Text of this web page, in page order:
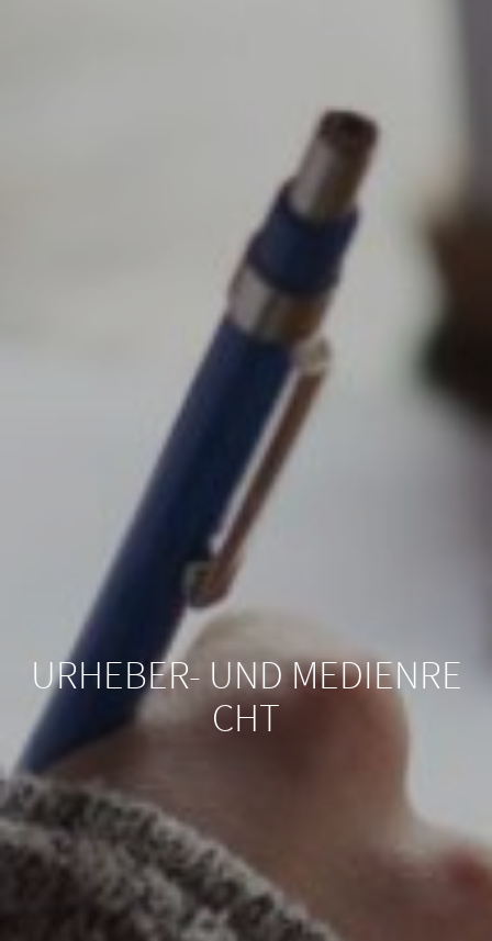
URHEBER- UND MEDIENRE
CHT